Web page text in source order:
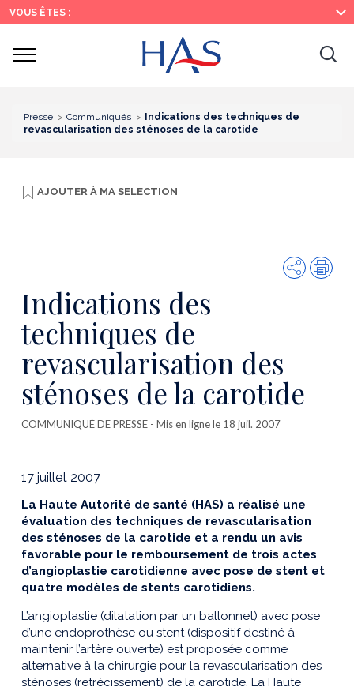
Recherche
Menu
principal
Contenu
principal
VOUS ÊTES :
Ouvrir
Presse Communiqués
Indications des techniques de
revascularisation des sténoses de la carotide
AJOUTER À MA SELECTION
Partager
Indications des
techniques de
revascularisation des
sténoses de la carotide
COMMUNIQUÉ DE PRESSE - Mis en ligne le 18 juil. 2007
17 juillet 2007
La Haute Autorité de santé (HAS) a réalisé une
évaluation des techniques de revascularisation
des sténoses de la carotide et a rendu un avis
favorable pour le remboursement de trois actes
d’angioplastie carotidienne avec pose de stent et
quatre modèles de stents carotidiens.
L’angioplastie (dilatation par un ballonnet) avec pose
d’une endoprothèse ou stent (dispositif destiné à
maintenir l’artère ouverte) est proposée comme
alternative à la chirurgie pour la revascularisation des
sténoses (retrécissement) de la carotide. La Haute